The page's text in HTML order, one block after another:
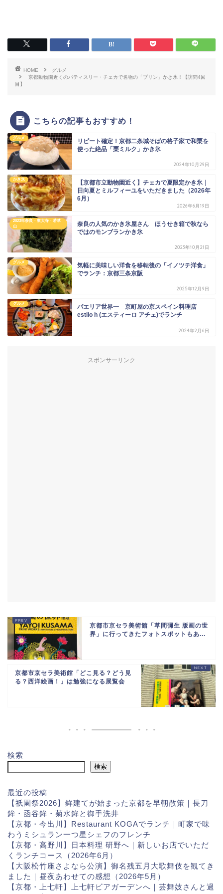
HOME
グルメ
京都動物園近くのパティスリー・チェカで名物の「プリン」かき氷！【訪問4回
目】
こちらの記事もおすすめ！
グルメ
リピート確定！京都二条城そばの格子家で和栗を
使った絶品「栗ミルク」かき氷
2024年10月29日
かき氷
【京都市立動物園近く】チェカで夏限定かき氷｜
日向夏とミルフィーユをいただきました（2026年
6月）
2026年6月19日
2023年奈良・東大寺・若草
山
奈良の人気のかき氷屋さん ほうせき箱で秋なら
ではのモンブランかき氷
2023年10月21日
グルメ
気軽に美味しい洋食を移転後の「イノツチ洋食」
でランチ：京都三条京阪
2025年12月9日
グルメ
パエリア世界一 京町屋の京スペイン料理店
estilo h (エスティーロ アチェ)でランチ
2024年2月6日
スポンサーリンク
京都市京セラ美術館「草間彌生 版画の世
界」に行ってきたフォトスポットもあ...
京都市京セラ美術館「どこ見る？どう見
る？西洋絵画！」は勉強になる展覧会
検索
検索
最近の投稿
【祇園祭2026】鉾建てが始まった京都を早朝散策｜長刀
鉾・函谷鉾・菊水鉾と御手洗井
【京都・今出川】Restaurant KOGAでランチ｜町家で味
わうミシュラン一つ星シェフのフレンチ
【京都・高野川】日本料理 研野へ｜新しいお店でいただ
くランチコース（2026年6月）
【大阪松竹座さよなら公演】御名残五月大歌舞伎を観てき
ました｜昼夜あわせての感想（2026年5月）
【京都・上七軒】上七軒ビアガーデンへ｜芸舞妓さんと過